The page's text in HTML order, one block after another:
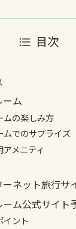
目次
ム
ムの楽しみ方
でのサプライズ
メニティ
ネット旅行サ
ム公式サイト
イント